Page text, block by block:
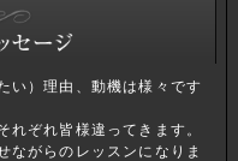
い）理由、動機は様々です
ぞれ皆様違ってきます。
ながらのレッスンになりま